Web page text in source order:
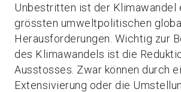
Unbestritten ist der Klimawandel
grössten umweltpolitischen
Herausforderungen. Wichtig zur
des Klimawandels ist die
Ausstosses. Zwar können durch
Extensivierung oder die